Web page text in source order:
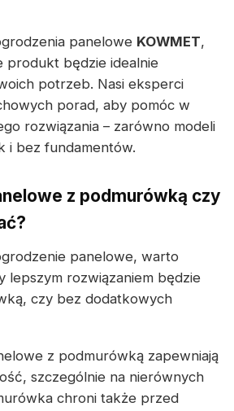
panelowe KOWMET,
produkt będzie idealnie
potrzeb. Nasi eksperci
porad, aby pomóc w
rozwiązania – zarówno modeli
i bez fundamentów.
z podmurówką czy
panelowe, warto
lepszym rozwiązaniem będzie
czy bez dodatkowych
z podmurówką zapewniają
szczególnie na nierównych
chroni także przed